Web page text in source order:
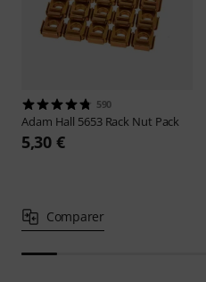
590
Adam Hall 5653 Rack Nut Pack
5,30 €
Comparer